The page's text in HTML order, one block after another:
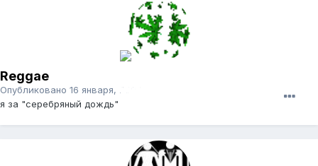
Reggae
Опубликовано 16 января, 2007
я за "серебряный дождь"